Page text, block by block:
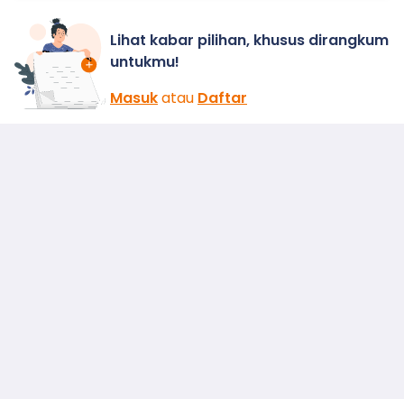
Lihat kabar pilihan, khusus dirangkum
untukmu!
Masukatau Daftar